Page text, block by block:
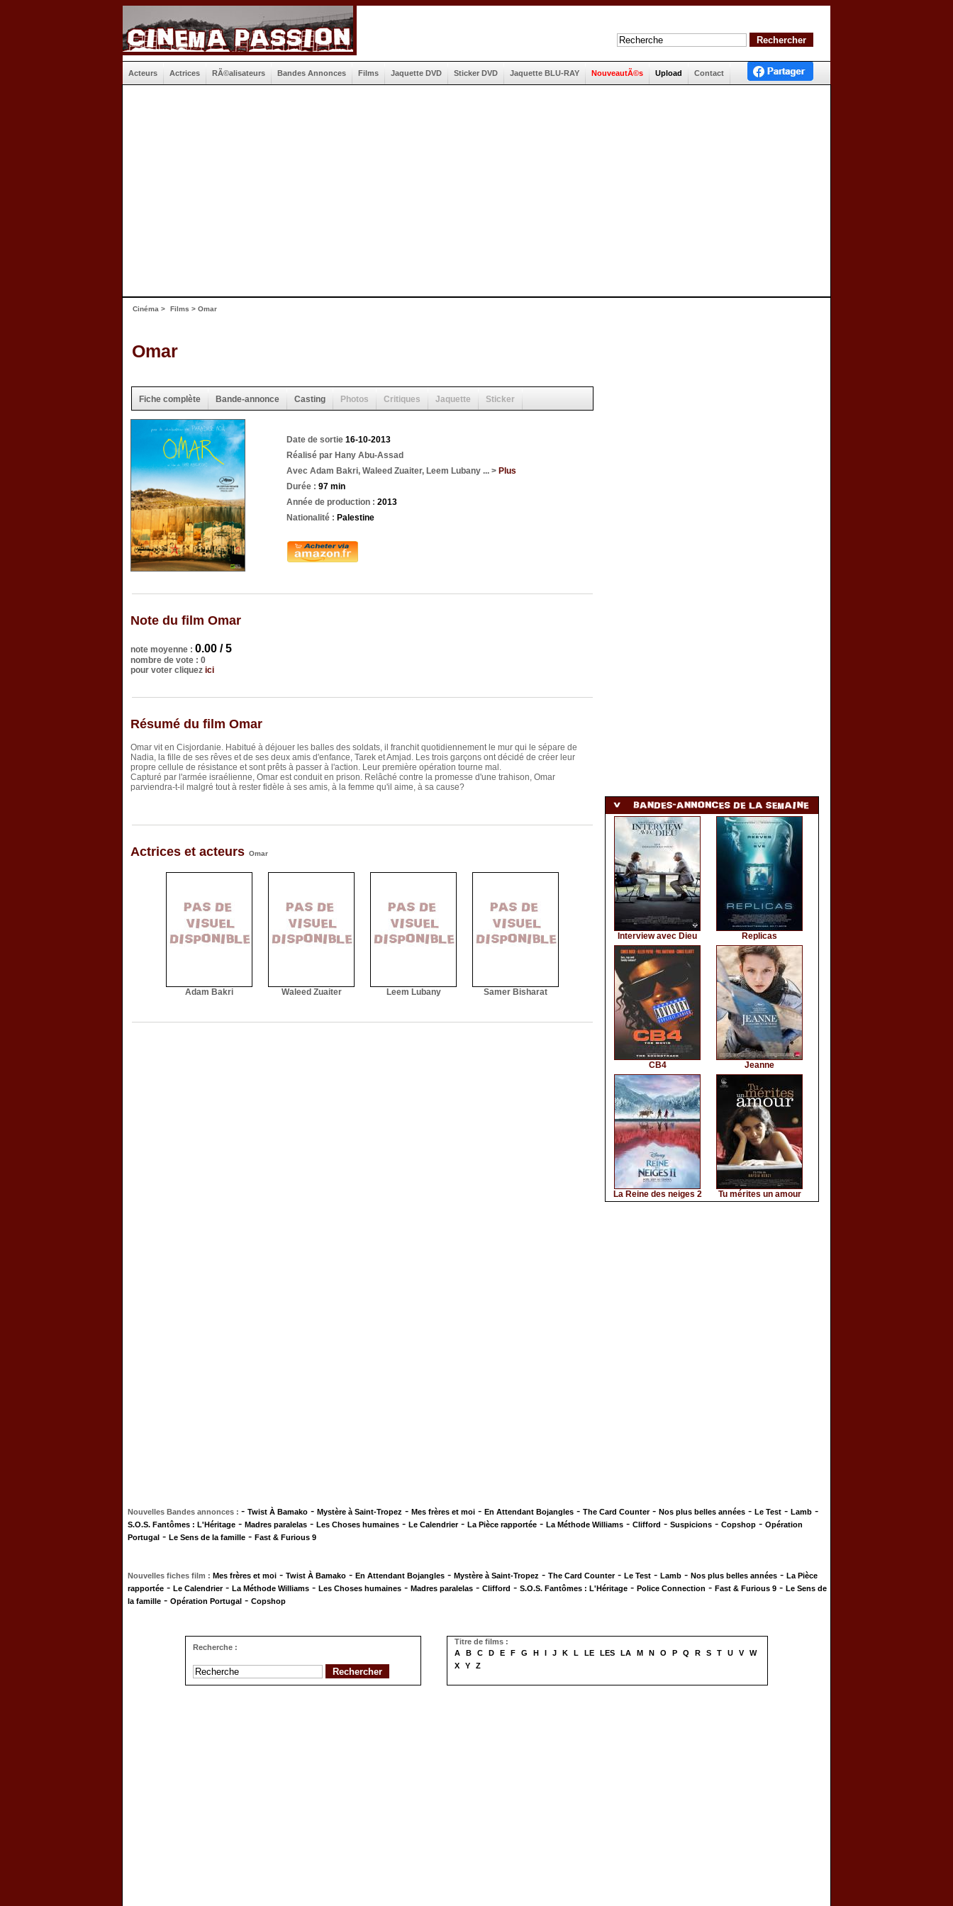
Acteurs Actrices RÃ©alisateurs Bandes Annonces Films Jaquette DVD Sticker DVD Jaquette BLU-RAY NouveautÃ©s Upload Contact
Cinéma > Films > Omar
Omar
Fiche complète Bande-annonce Casting Photos Critiques Jaquette Sticker
Date de sortie 16-10-2013
Réalisé par Hany Abu-Assad
Avec Adam Bakri, Waleed Zuaiter, Leem Lubany ... > Plus
Durée : 97 min
Année de production : 2013
Nationalité : Palestine
Note du film Omar
note moyenne : 0.00 / 5
nombre de vote : 0
pour voter cliquez ici
Résumé du film Omar
Omar vit en Cisjordanie. Habitué à déjouer les balles des soldats, il franchit quotidiennement le mur qui le sépare de
Nadia, la fille de ses rêves et de ses deux amis d'enfance, Tarek et Amjad. Les trois garçons ont décidé de créer leur
propre cellule de résistance et sont prêts à passer à l'action. Leur première opération tourne mal.
Capturé par l'armée israélienne, Omar est conduit en prison. Relâché contre la promesse d'une trahison, Omar
parviendra-t-il malgré tout à rester fidèle à ses amis, à la femme qu'il aime, à sa cause?
Actrices et acteurs Omar
Adam Bakri Waleed Zuaiter Leem Lubany Samer Bisharat
Interview avec Dieu Replicas
CB4 Jeanne
La Reine des neiges 2 Tu mérites un amour
Nouvelles Bandes annonces : - Twist À Bamako - Mystère à Saint-Tropez - Mes frères et moi - En Attendant Bojangles - The Card Counter- Nos plus belles années - Le Test - Lamb -
S.O.S. Fantômes : L'Héritage - Madres paralelas - Les Choses humaines - Le Calendrier- La Pièce rapportée - La Méthode Williams - Clifford - Suspicions - Copshop - Opération
Portugal - Le Sens de la famille - Fast & Furious 9
Nouvelles fiches film : Mes frères et moi - Twist À Bamako - En Attendant Bojangles - Mystère à Saint-Tropez - The Card Counter- Le Test - Lamb - Nos plus belles années - La Pièce
rapportée - Le Calendrier- La Méthode Williams - Les Choses humaines - Madres paralelas - Clifford - S.O.S. Fantômes : L'Héritage - Police Connection - Fast & Furious 9 - Le Sens de
la famille - Opération Portugal - Copshop
Recherche :
Titre de films :
A
B C D E F G H I J K L LE LES LA M N O P Q R S T U V
W
X
Y Z